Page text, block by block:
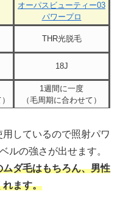
オーパスビューティー03
パワープロ
THR光脱毛
18J
1週間に一度
（毛周期に合わせて）
しているので照射パワ
ルの強さが出せます。
ダ毛はもちろん、男性
れます。